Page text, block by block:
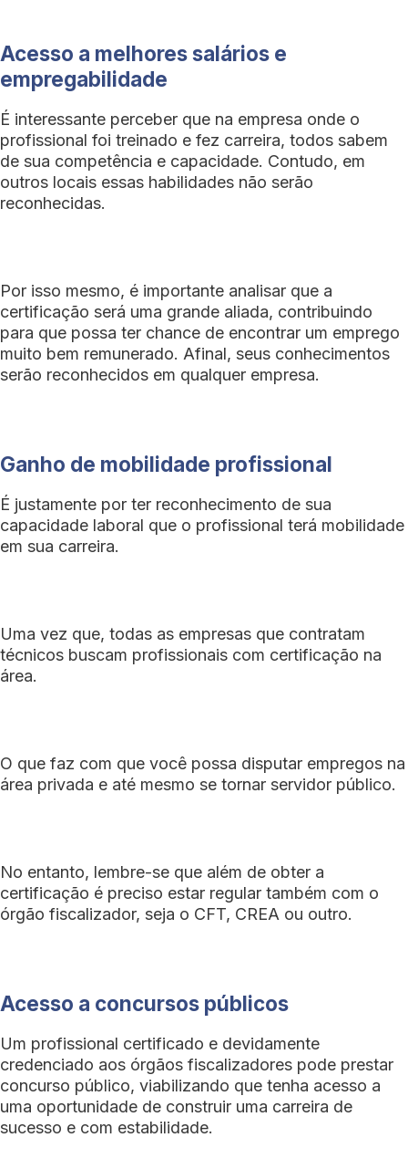
Acesso a melhores salários e
empregabilidade
É interessante perceber que na empresa onde o
profissional foi treinado e fez carreira, todos sabem
de sua competência e capacidade. Contudo, em
outros locais essas habilidades não serão
reconhecidas.
Por isso mesmo, é importante analisar que a
certificação será uma grande aliada, contribuindo
para que possa ter chance de encontrar um emprego
muito bem remunerado. Afinal, seus conhecimentos
serão reconhecidos em qualquer empresa.
Ganho de mobilidade profissional
É justamente por ter reconhecimento de sua
capacidade laboral que o profissional terá mobilidade
em sua carreira.
Uma vez que, todas as empresas que contratam
técnicos buscam profissionais com certificação na
área.
O que faz com que você possa disputar empregos na
área privada e até mesmo se tornar servidor público.
No entanto, lembre-se que além de obter a
certificação é preciso estar regular também com o
órgão fiscalizador, seja o CFT, CREA ou outro.
Acesso a concursos públicos
Um profissional certificado e devidamente
credenciado aos órgãos fiscalizadores pode prestar
concurso público, viabilizando que tenha acesso a
uma oportunidade de construir uma carreira de
sucesso e com estabilidade.